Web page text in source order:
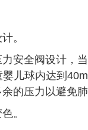
。
安全阀设计，
儿球内达到
的压力以避免肺
。